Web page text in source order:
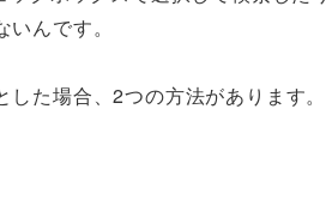
んです。
た場合、2つの方法があります。